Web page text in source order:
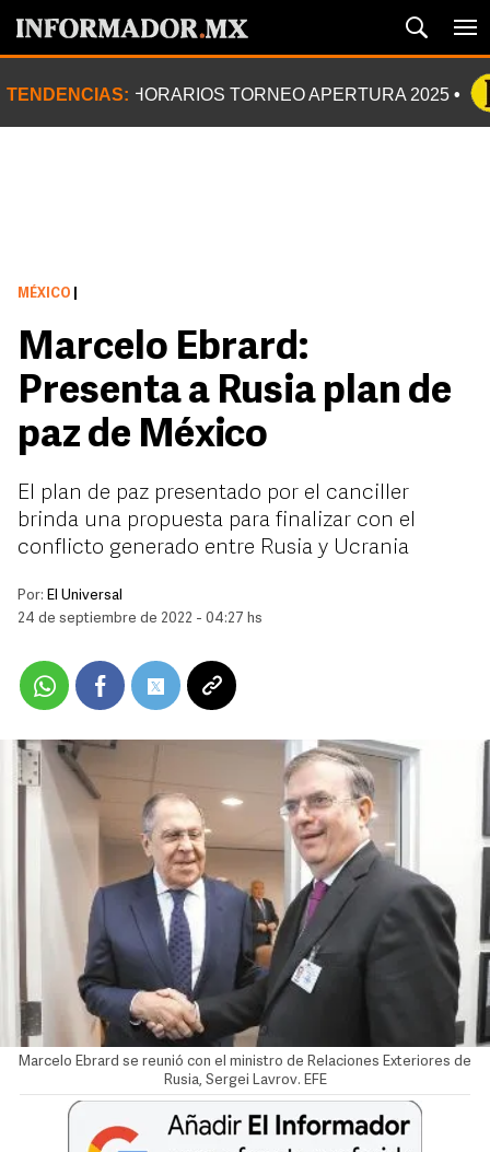
TENDENCIAS: HORARIOS TORNEO APERTURA 2025
MÉXICO
Marcelo Ebrard:
Presenta a Rusia plan de
paz de México
El plan de paz presentado por el canciller
brinda una propuesta para finalizar con el
conflicto generado entre Rusia y Ucrania
Por: El Universal
24 de septiembre de 2022 - 04:27 hs
Marcelo Ebrard se reunió con el ministro de Relaciones Exteriores de
Rusia, Sergei Lavrov. EFE